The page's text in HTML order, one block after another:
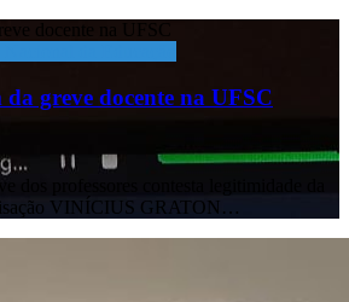
docente na UFSC
greve docente na UFSC
VINÍCIUS GRATON…